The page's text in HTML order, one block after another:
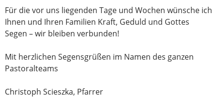
Für die vor uns liegenden Tage und Wochen wünsche ich
Ihnen und Ihren Familien Kraft, Geduld und Gottes
Segen – wir bleiben verbunden!
Mit herzlichen Segensgrüßen im Namen des ganzen
Pastoralteams
Christoph Scieszka, Pfarrer